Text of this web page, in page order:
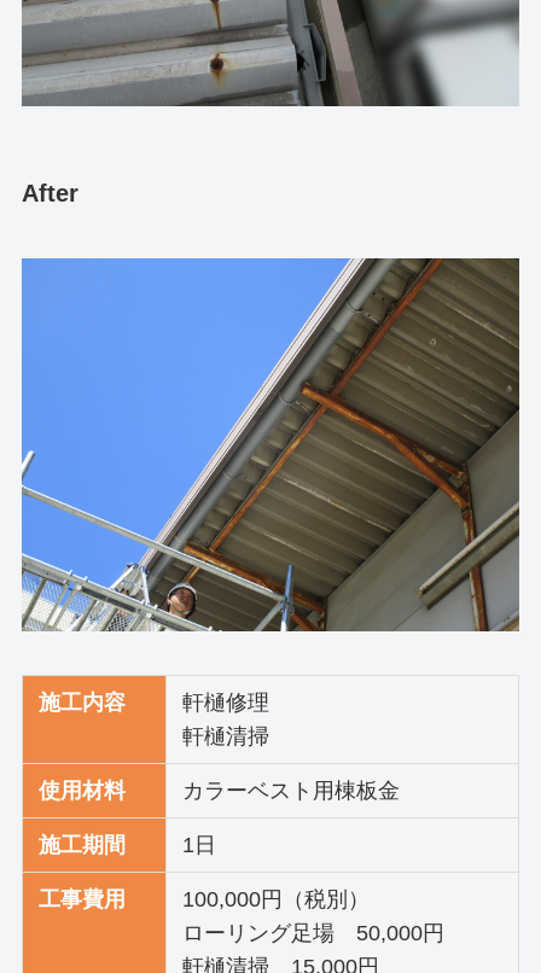
After
施工内容
軒樋修理
軒樋清掃
使用材料 カラーベスト用棟板金
施工期間 1日
工事費用
100,000円（税別）
ローリング足場 50,000円
軒樋清掃 15,000円